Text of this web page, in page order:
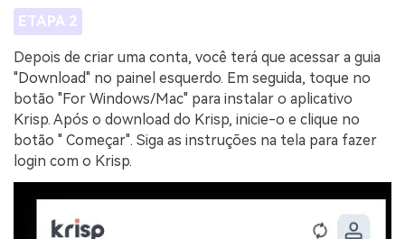
ETAPA 2
Depois de criar uma conta, você terá que acessar a guia
"Download" no painel esquerdo. Em seguida, toque no
botão "For Windows/Mac" para instalar o aplicativo
Krisp. Após o download do Krisp, inicie-o e clique no
botão " Começar". Siga as instruções na tela para fazer
login com o Krisp.